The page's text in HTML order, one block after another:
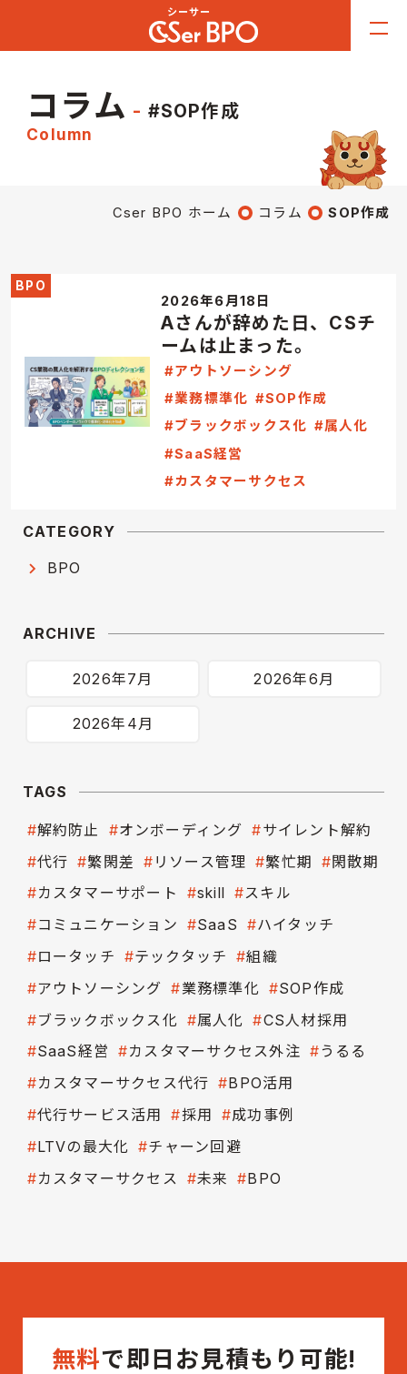
コラム #SOP作成
Column
Cser BPO ホーム コラム SOP作成
BPO
2026年6月18日
Aさんが辞めた日、CSチ
ームは止まった。
#アウトソーシング
#業務標準化 #SOP作成
#ブラックボックス化 #属人化
#SaaS経営
#カスタマーサクセス
CATEGORY
BPO
ARCHIVE
2026年7月 2026年6月
2026年4月
TAGS
解約防止 オンボーディング
サイレント解約
代行
繁閑差 リソース管理 繁忙期
閑散期
カスタマーサポート
skill
スキル
コミュニケーション
SaaS
ハイタッチ
ロータッチ
テックタッチ
組織
アウトソーシング
業務標準化
SOP作成
ブラックボックス化
属人化
CS人材採用
SaaS経営
カスタマーサクセス外注
うるる
カスタマーサクセス代行
BPO活用
代行サービス活用
採用
成功事例
LTVの最大化
チャーン回避
カスタマーサクセス
未来 BPO
無料で即日お見積もり可能!